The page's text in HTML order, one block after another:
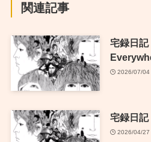
関連記事
宅録日
2026/07/04
宅録日
2026/04/27